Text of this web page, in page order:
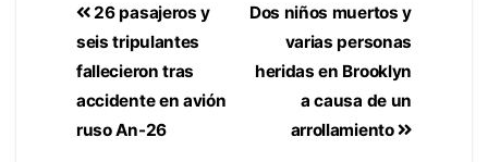
Dos niños muertos y
varias personas
heridas en Brooklyn
a causa de un
arrollamiento
26 pasajeros y
seis tripulantes
fallecieron tras
accidente en avión
ruso An-26